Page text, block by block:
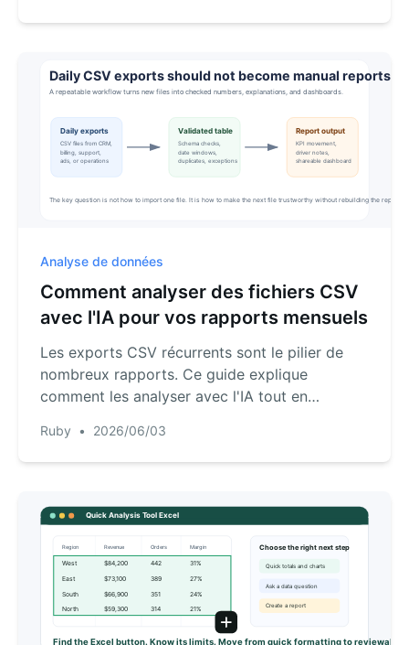
montre comment obtenir des réponses
anglais simple.
Analyse de données
Comment analyser des fichiers CSV
avec l'IA pour vos rapports mensuels
Les exports CSV récurrents sont le pilier de
nombreux rapports. Ce guide explique
comment les analyser avec l'IA tout en
Ruby • 2026/06/03